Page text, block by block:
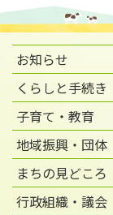
お知らせ
くらしと手続き
子育て・教育
地域振興・団体
まちの見どころ
行政組織・議会